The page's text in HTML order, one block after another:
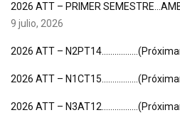
2026 ATT – PRIMER
9 julio, 2026
2026 ATT –
2026 ATT –
2026 ATT –